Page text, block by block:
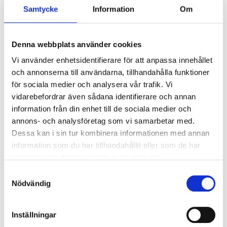
Samtycke Information Om
Denna webbplats använder cookies
Vi använder enhetsidentifierare för att anpassa innehållet
och annonserna till användarna, tillhandahålla funktioner
för sociala medier och analysera vår trafik. Vi
vidarebefordrar även sådana identifierare och annan
information från din enhet till de sociala medier och
annons- och analysföretag som vi samarbetar med.
Dessa kan i sin tur kombinera informationen med annan
information som du har tillhandahållit eller som de har
Nödvändig
Inställningar
Ljusstyrning
Ljusstyrning:
Korridorfunktion (10%
Sensor:
Mikrovågssensor (trådlös
slav)
Nödljus
Nödljus: Nej
Anslutning
centrerat, samt enkla införingshål i vardera gaveln.
Överkopplingsplint 5x2x2,5mm² i armaturens